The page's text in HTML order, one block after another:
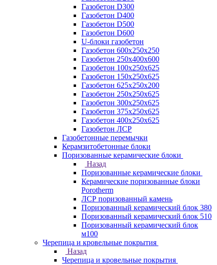
Газобетон D300
Газобетон D400
Газобетон D500
Газобетон D600
U-блоки газобетон
Газобетон 600x250x250
Газобетон 250x400x600
Газобетон 100х250х625
Газобетон 150х250х625
Газобетон 625х250х200
Газобетон 250х250х625
Газобетон 300х250х625
Газобетон 375х250х625
Газобетон 400х250х625
Газобетон ЛСР
Газобетонные перемычки
Керамзитобетонные блоки
Поризованные керамические блоки
Назад
Поризованные керамические блоки
Керамические поризованные блоки
Porotherm
ЛСР поризованный камень
Поризованный керамический блок 380
Поризованный керамический блок 510
Поризованный керамический блок
м100
Черепица и кровельные покрытия
Назад
Черепица и кровельные покрытия